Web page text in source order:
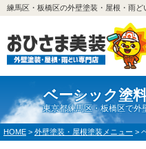
練馬区・板橋区の外壁塗装・屋根・雨
ベーシック塗
東京都練馬区・板橋区で外
HOME > 外壁塗装・屋根塗装メニュー >